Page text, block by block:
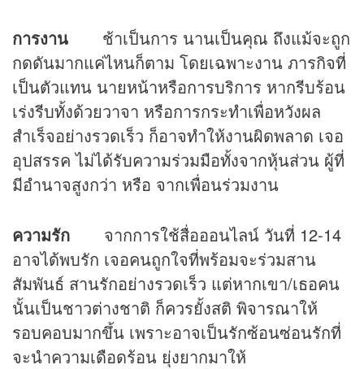
การงาน ช้าเป็นการ นานเป็นคุณ ถึงแม้จะถูก
กดดันมากแค่ไหนก็ตาม โดยเฉพาะงาน ภารกิจที่
เป็นตัวแทน นายหน้าหรือการบริการ หากรีบร้อน
เร่งรีบทั้งด้วยวาจา หรือการกระทำเพื่อหวังผล
สำเร็จอย่างรวดเร็ว ก็อาจทำให้งานผิดพลาด เจอ
อุปสรรค ไม่ได้รับความร่วมมือทั้งจากหุ้นส่วน ผู้ที่
มีอำนาจสูงกว่า หรือ จากเพื่อนร่วมงาน
ความรัก จากการใช้สื่อออนไลน์ วันที่ 12-14
อาจได้พบรัก เจอคนถูกใจที่พร้อมจะร่วมสาน
สัมพันธ์ สานรักอย่างรวดเร็ว แต่หากเขา/เธอคน
นั้นเป็นชาวต่างชาติ ก็ควรยั้งสติ พิจารณาให้
รอบคอบมากขึ้น เพราะอาจเป็นรักซ้อนซ่อนรักที่
จะนำความเดือดร้อน ยุ่งยากมาให้